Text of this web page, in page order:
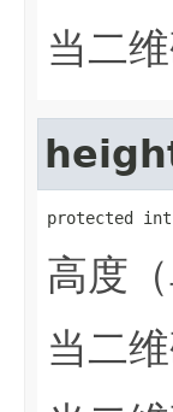
当二
protected
高度
当二